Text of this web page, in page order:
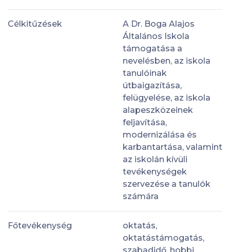
Célkitűzések
A Dr. Boga Alajos
Általános Iskola
támogatása a
nevelésben, az iskola
tanulóinak
útbaigazítása,
felügyelése, az iskola
alapeszközeinek
feljavítása,
modernizálása és
karbantartása, valamint
az iskolán kívüli
tevékenységek
szervezése a tanulók
számára
Főtevékenység
oktatás,
oktatástámogatás,